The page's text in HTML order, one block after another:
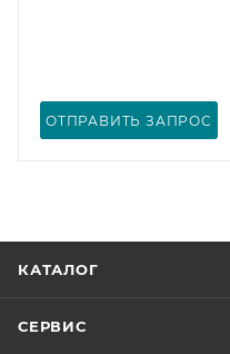
ОТПРАВИТЬ ЗАПРОС
КАТАЛОГ
СЕРВИС